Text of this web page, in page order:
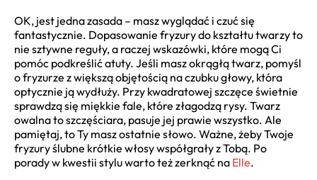
OK, jest jedna zasada – masz wyglądać i czuć się
fantastycznie. Dopasowanie fryzury do kształtu twarzy to
nie sztywne reguły, a raczej wskazówki, które mogą Ci
pomóc podkreślić atuty. Jeśli masz okrągłą twarz, pomyśl
o fryzurze z większą objętością na czubku głowy, która
optycznie ją wydłuży. Przy kwadratowej szczęce świetnie
sprawdzą się miękkie fale, które złagodzą rysy. Twarz
owalna to szczęściara, pasuje jej prawie wszystko. Ale
pamiętaj, to Ty masz ostatnie słowo. Ważne, żeby Twoje
fryzury ślubne krótkie włosy współgrały z Tobą. Po
porady w kwestii stylu warto też zerknąć na Elle.